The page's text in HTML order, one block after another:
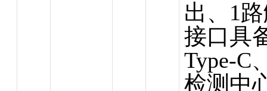
出、1
接口具
Type-C
检测中